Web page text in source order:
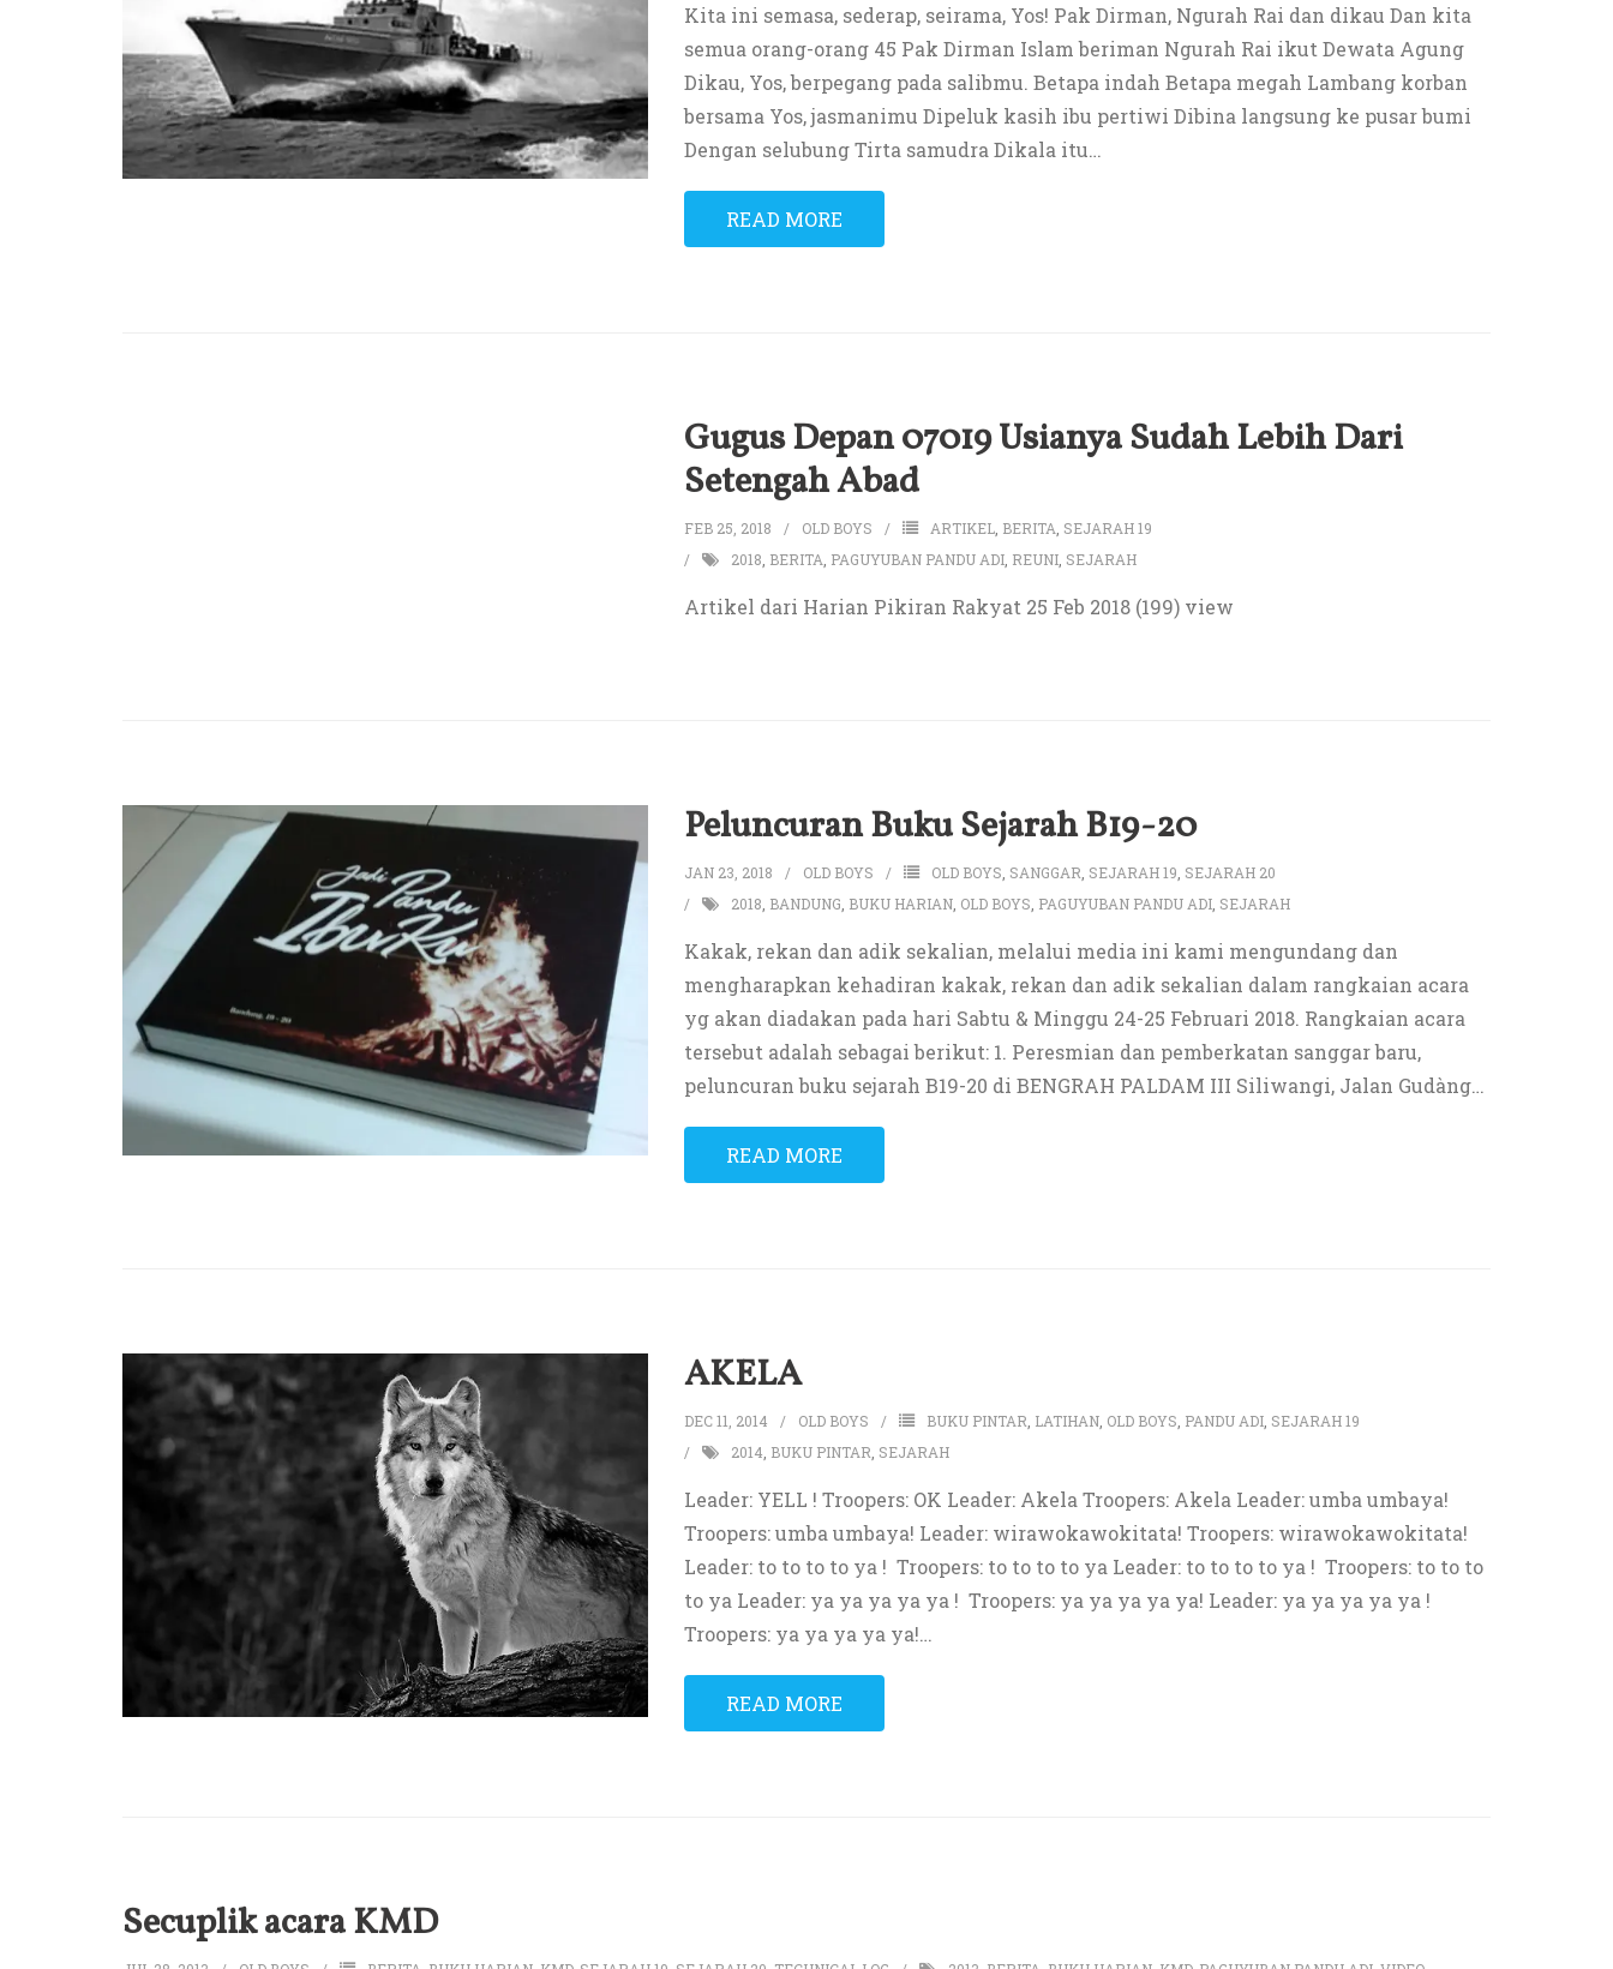
Kita ini semasa, sederap, seirama, Yos! Pak Dirman, Ngurah Rai dan dikau Dan kita
semua orang-orang 45 Pak Dirman Islam beriman Ngurah Rai ikut Dewata Agung
Dikau, Yos, berpegang pada salibmu. Betapa indah Betapa megah Lambang korban
bersama Yos, jasmanimu Dipeluk kasih ibu pertiwi Dibina langsung ke pusar bumi
Dengan selubung Tirta samudra Dikala itu…
READ MORE
Gugus Depan 07019 Usianya Sudah Lebih Dari
Setengah Abad
FEB 25, 2018 OLD BOYS ARTIKEL, BERITA SEJARAH 19
2018 BERITA PAGUYUBAN PANDU ADI, REUNI, SEJARAH
Artikel dari Harian Pikiran Rakyat 25 Feb 2018 (199) view
Peluncuran Buku Sejarah B19-20
JAN 23, 2018 OLD BOYS OLD BOYS SANGGAR SEJARAH 19 SEJARAH 20
2018 BANDUNG BUKU HARIAN, OLD BOYS PAGUYUBAN PANDU ADI, SEJARAH
Kakak, rekan dan adik sekalian, melalui media ini kami mengundang dan
mengharapkan kehadiran kakak, rekan dan adik sekalian dalam rangkaian acara
yg akan diadakan pada hari Sabtu & Minggu 24-25 Februari 2018. Rangkaian acara
tersebut adalah sebagai berikut: 1. Peresmian dan pemberkatan sanggar baru,
peluncuran buku sejarah B19-20 di BENGRAH PALDAM III Siliwangi, Jalan Gudàng…
READ MORE
AKELA
DEC 11, 2014 OLD BOYS BUKU PINTAR LATIHAN, OLD BOYS PANDU ADI, SEJARAH 19
2014 BUKU PINTAR SEJARAH
Leader: YELL ! Troopers: OK Leader: Akela Troopers: Akela Leader: umba umbaya!
Troopers: umba umbaya! Leader: wirawokawokitata! Troopers: wirawokawokitata!
Leader: to to to to ya ! Troopers: to to to to ya Leader: to to to to ya ! Troopers: to to to
to ya Leader: ya ya ya ya ya ! Troopers: ya ya ya ya ya! Leader: ya ya ya ya ya !
Troopers: ya ya ya ya ya!…
READ MORE
Secuplik acara KMD